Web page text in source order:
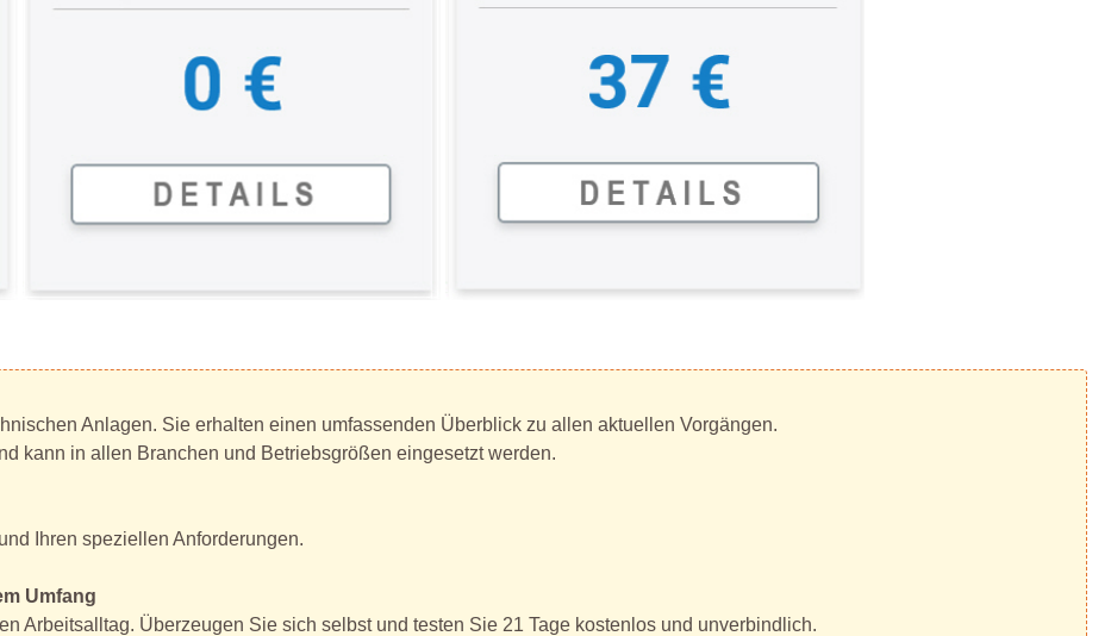
Anlagen. Sie erhalten einen umfassenden Überblick zu allen aktuellen Vorgängen.
kann in allen Branchen und Betriebsgrößen eingesetzt werden.
Ihren speziellen Anforderungen.
Umfang
Arbeitsalltag. Überzeugen Sie sich selbst und testen Sie 21 Tage kostenlos und unverbindlich.